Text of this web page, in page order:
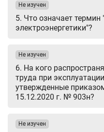
5. Что означает
электроэнергетики"?
Не изучен
6. На кого
труда при
утвержденные
15.12.2020 г. № 903н?
Не изучен
Не изучен